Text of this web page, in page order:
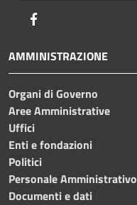
AMMINISTRAZIONE
Organi di Governo
Aree Amministrative
Uffici
Enti e fondazioni
Politici
Personale Amministrativo
Documenti e dati